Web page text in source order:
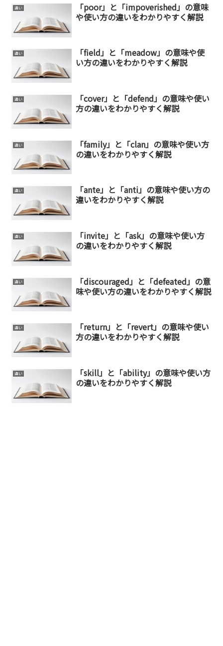
違い
「poor」と「impoverished」の意味
や使い方の違いをわかりやすく解説
違い
「field」と「meadow」の意味や使
い方の違いをわかりやすく解説
違い
「cover」と「defend」の意味や使い
方の違いをわかりやすく解説
違い
「family」と「clan」の意味や使い方
の違いをわかりやすく解説
違い
「ante」と「anti」の意味や使い方の
違いをわかりやすく解説
違い
「invite」と「ask」の意味や使い方
の違いをわかりやすく解説
違い
「discouraged」と「defeated」の意
味や使い方の違いをわかりやすく解説
違い
「return」と「revert」の意味や使い
方の違いをわかりやすく解説
違い
「skill」と「ability」の意味や使い方
の違いをわかりやすく解説